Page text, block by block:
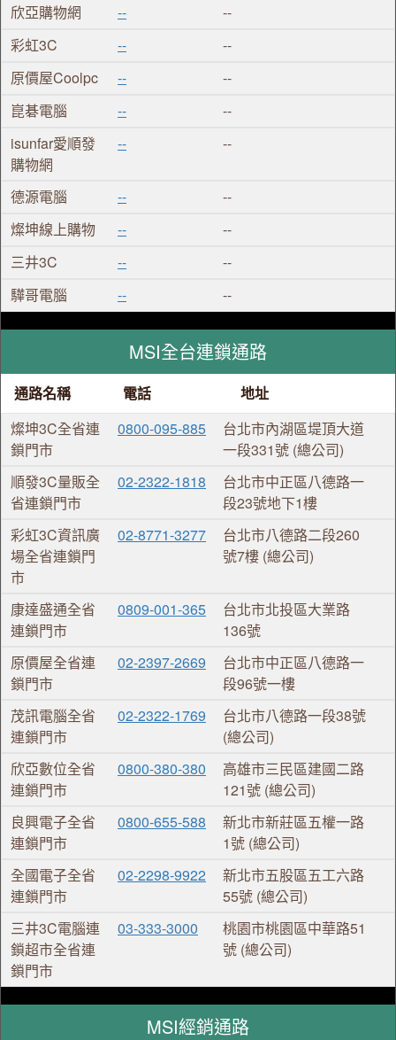
欣亞購物網 --
--
彩虹3C
--
--
原價屋Coolpc
--
--
崑碁電腦
--
--
isunfar愛順發
購物網
-- --
德源電腦 --
--
燦坤線上購物
--
--
三井3C
--
--
驊哥電腦
-- --
MSI全台連鎖通路
通路名稱 電話
地址
燦坤3C全省連
鎖門市
0800-095-885
台北市內湖區堤頂大道
一段331號 (總公司)
順發3C量販全
省連鎖門市
02-2322-1818
台北市中正區八德路一
段23號地下1樓
彩虹3C資訊廣
場全省連鎖門
市
02-8771-3277
台北市八德路二段260
號7樓 (總公司)
康達盛通全省
連鎖門市
0809-001-365
台北市北投區大業路
136號
原價屋全省連
鎖門市
02-2397-2669
台北市中正區八德路一
段96號一樓
茂訊電腦全省
連鎖門市
02-2322-1769
台北市八德路一段38號
(總公司)
欣亞數位全省
連鎖門市
0800-380-380
高雄市三民區建國二路
121號 (總公司)
良興電子全省
連鎖門市
0800-655-588
新北市新莊區五權一路
1號 (總公司)
全國電子全省
連鎖門市
02-2298-9922
新北市五股區五工六路
55號 (總公司)
三井3C電腦連
鎖超市全省連
鎖門市
03-333-3000
桃園市桃園區中華路51
號 (總公司)
MSI經銷通路